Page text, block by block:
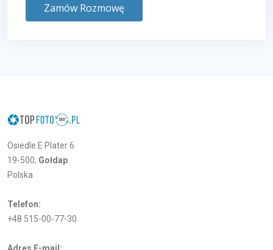
Zamów Rozmowę
Osiedle E Plater 6
19-500, Gołdap
Polska
Telefon:
+48 515-00-77-30
Adres E-mail: